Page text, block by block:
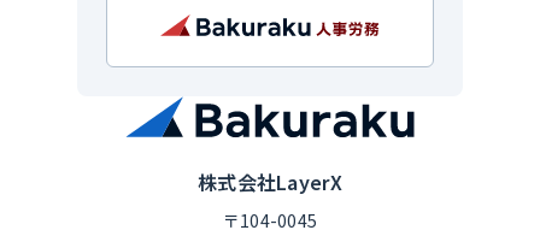
株式会社LayerX
〒104-0045